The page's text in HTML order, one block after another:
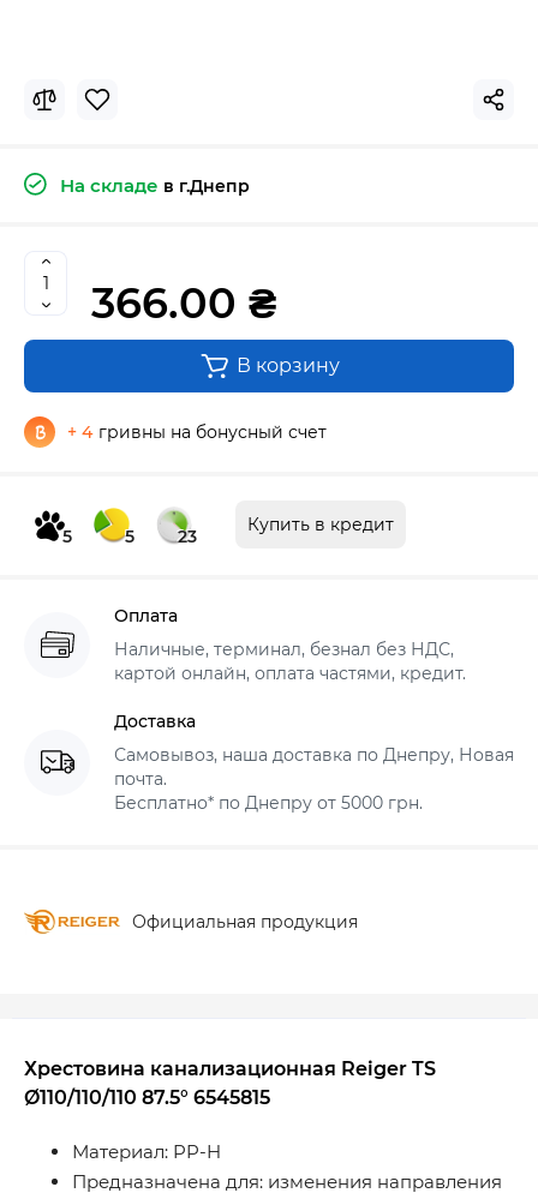
На складе в г.Днепр
366.00 ₴
В корзину
+ 4 гривны на бонусный счет
5 5 23
Купить в кредит
Оплата
Наличные, терминал, безнал без НДС,
картой онлайн, оплата частями, кредит.
Доставка
Самовывоз, наша доставка по Днепру, Новая
почта.
Бесплатно* по Днепру от 5000 грн.
Официальная продукция
Хрестовина канализационная Reiger TS
Ø110/110/110 87.5° 6545815
Материал: PP-H
Предназначена для: изменения направления